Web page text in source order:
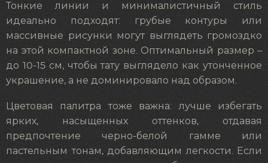
Тонкие линии и минималистичный стиль
идеально подходят: грубые контуры или
массивные рисунки могут выглядеть громоздко
на этой компактной зоне. Оптимальный размер –
до 10-15 см, чтобы тату выглядело как утонченное
украшение, а не доминировало над образом.
Цветовая палитра тоже важна: лучше избегать
ярких, насыщенных оттенков, отдавая
предпочтение черно-белой гамме или
пастельным тонам, добавляющим легкости. Если